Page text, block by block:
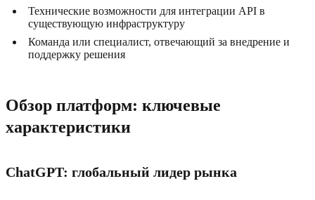
Технические возможности для интеграции API в
существующую инфраструктуру
Команда или специалист, отвечающий за внедрение и
поддержку решения
Обзор платформ: ключевые
характеристики
ChatGPT: глобальный лидер рынка